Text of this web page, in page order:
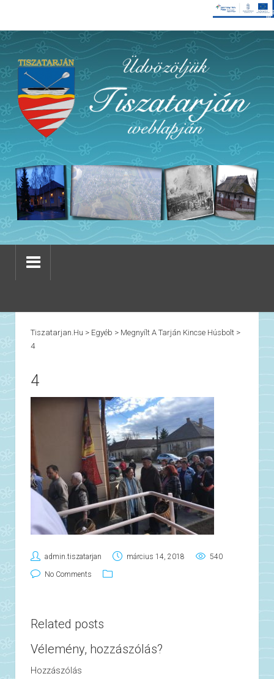
Tiszatarjan.hu > Egyéb > Megnyílt A Tarján Kincse Húsbolt >
4
4
admin.tiszatarjan március 14, 2018 540
No Comments
Related posts
Vélemény, hozzászólás?
Hozzászólás